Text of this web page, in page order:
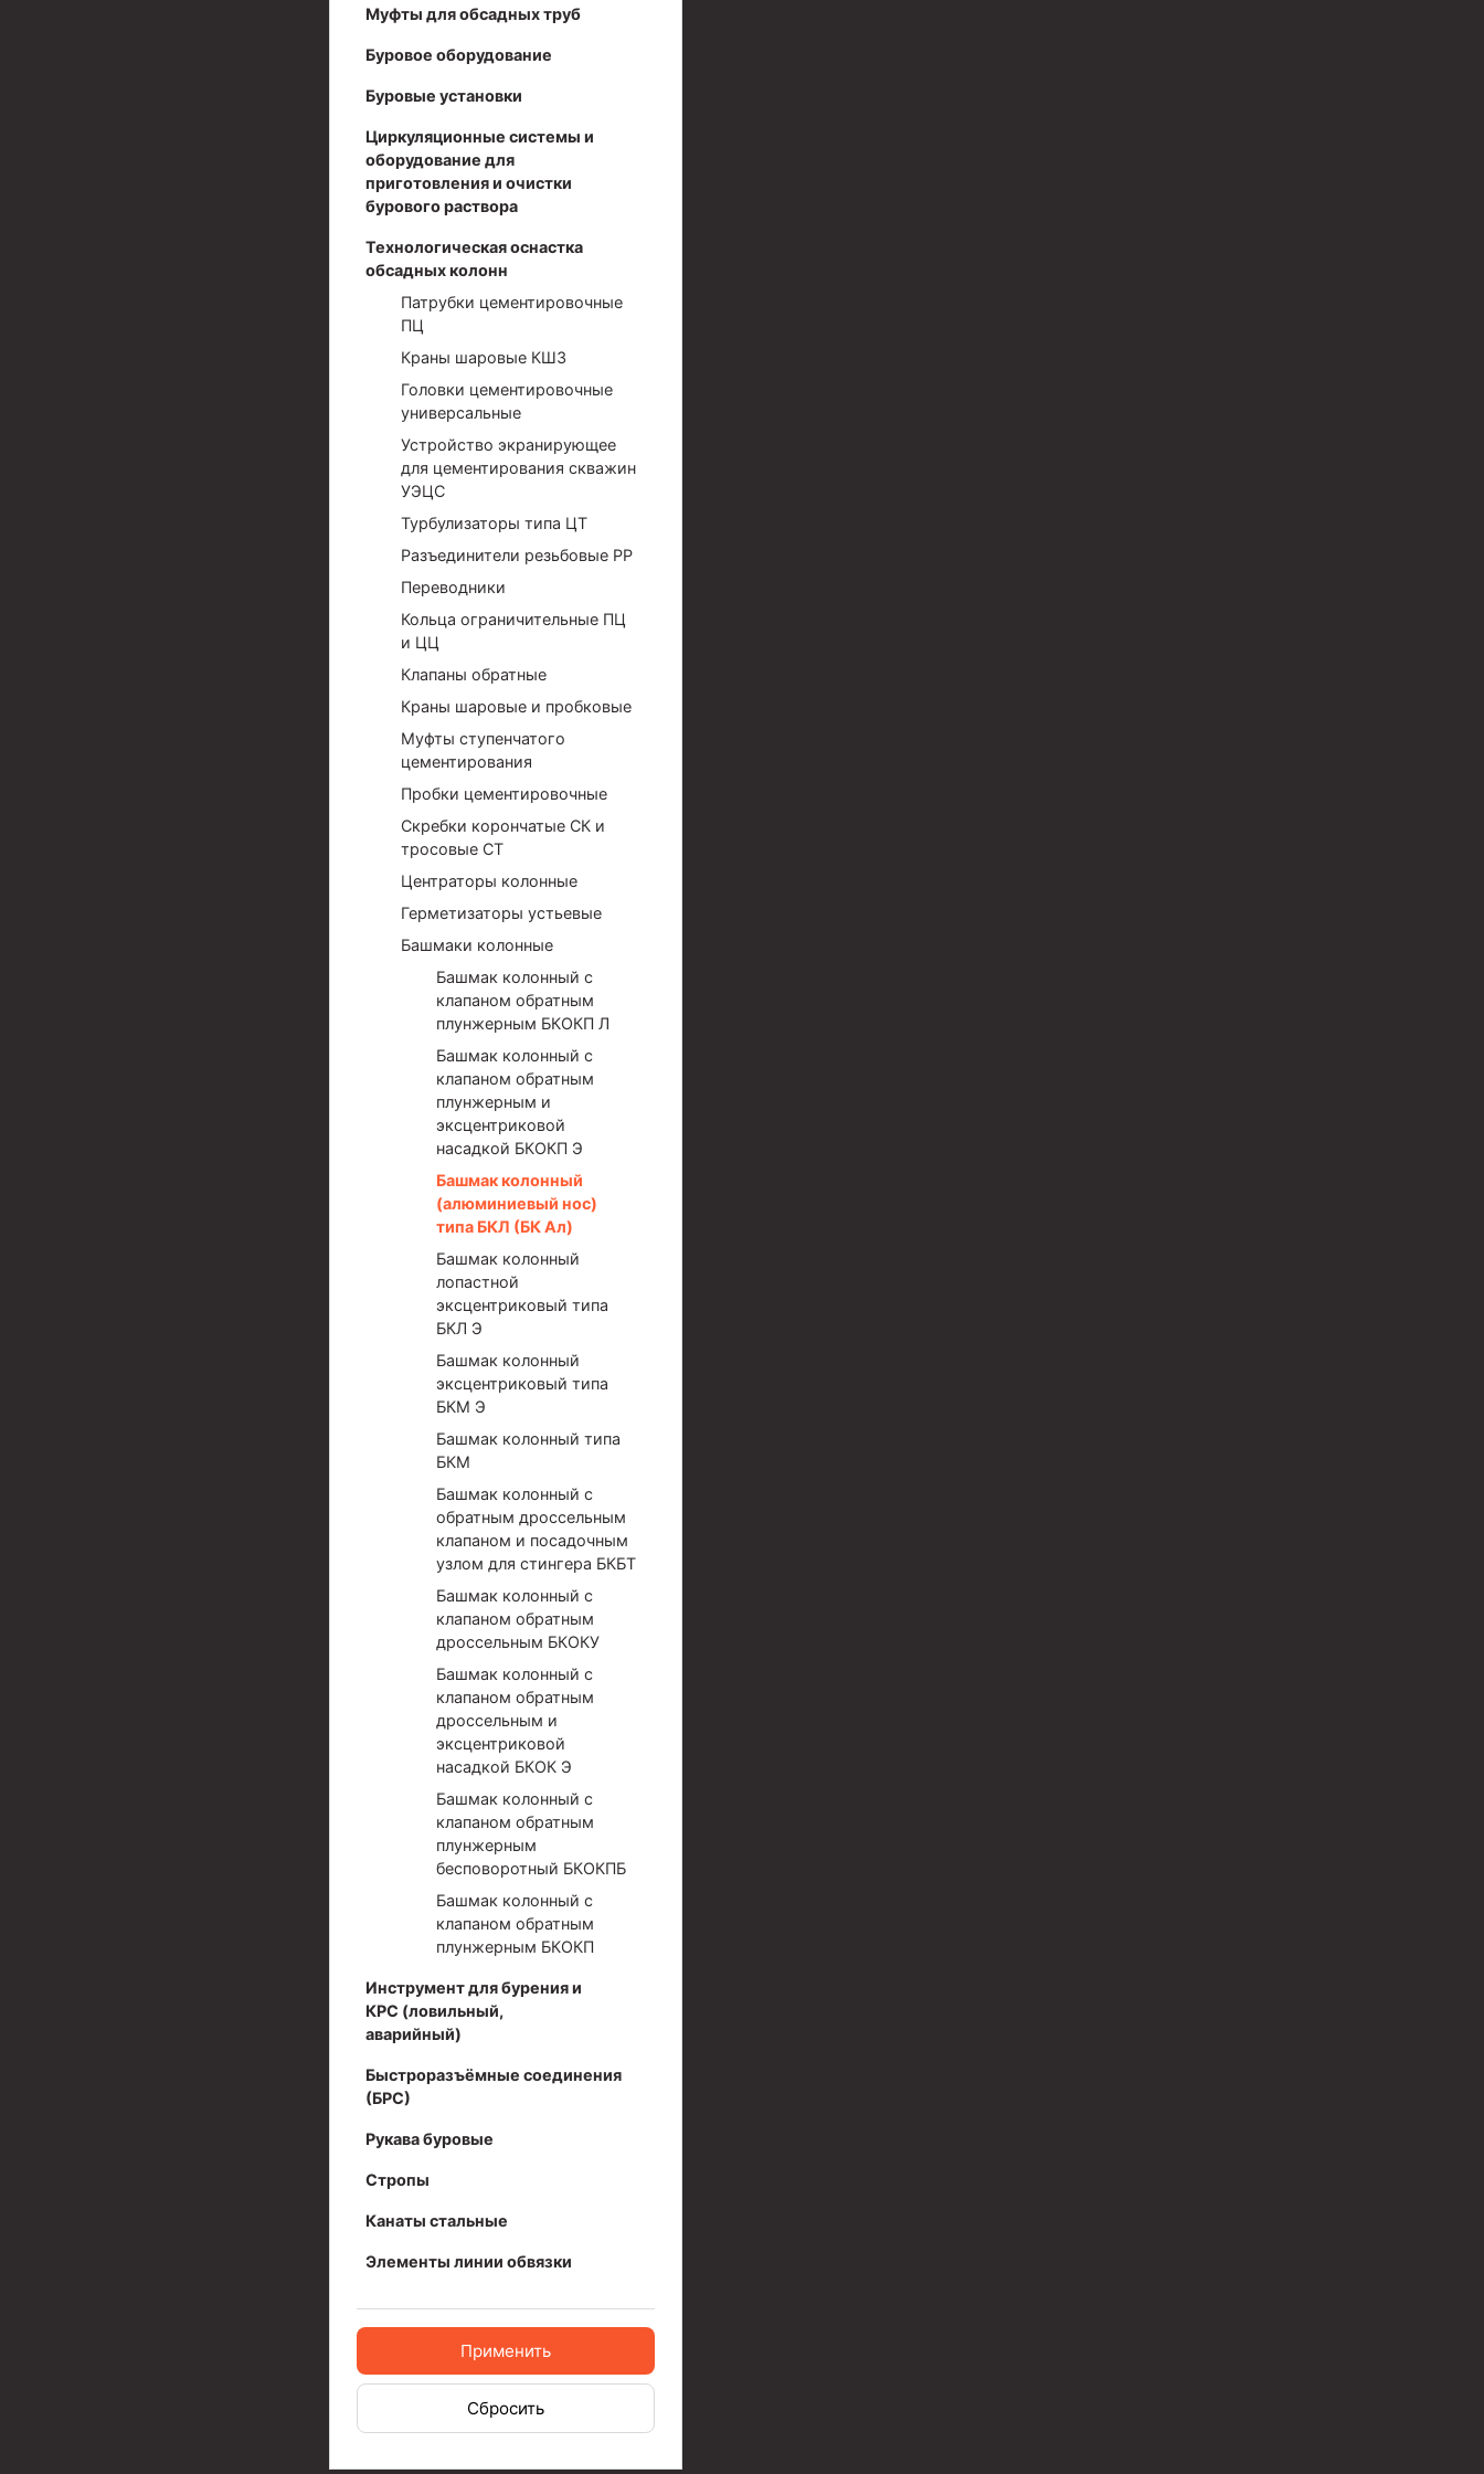
Оборудование для трубопроводов и манифольдов высокого давления
Циркуляционные системы и оборудование для приготовления и очистки бурового раствора
Технологическая оснастка обсадных колонн
Головки цементировочные универсальные
Устройство экранирующее для цементирования скважин УЭЦС
Инструмент для бурения и КРС (ловильный, аварийный)
Муфты для обсадных труб
Буровое оборудование
Буровые установки
Циркуляционные системы и
оборудование для
приготовления и очистки
бурового раствора
Технологическая оснастка
обсадных колонн
Патрубки цементировочные
ПЦ
Краны шаровые КШЗ
Головки цементировочные
универсальные
Устройство экранирующее
для цементирования скважин
УЭЦС
Турбулизаторы типа ЦТ
Разъединители резьбовые РР
Переводники
Кольца ограничительные ПЦ
и ЦЦ
Клапаны обратные
Краны шаровые и пробковые
Муфты ступенчатого
цементирования
Пробки цементировочные
Скребки корончатые СК и
тросовые СТ
Центраторы колонные
Герметизаторы устьевые
Башмаки колонные
Башмак колонный с
клапаном обратным
плунжерным БКОКП Л
Башмак колонный с
клапаном обратным
плунжерным и
эксцентриковой
насадкой БКОКП Э
Башмак колонный
(алюминиевый нос)
типа БКЛ (БК Ал)
Башмак колонный
лопастной
эксцентриковый типа
БКЛ Э
Башмак колонный
эксцентриковый типа
БКМ Э
Башмак колонный типа
БКМ
Башмак колонный с
обратным дроссельным
клапаном и посадочным
узлом для стингера БКБТ
Башмак колонный с
клапаном обратным
дроссельным БКОКУ
Башмак колонный с
клапаном обратным
дроссельным и
эксцентриковой
насадкой БКОК Э
Башмак колонный с
клапаном обратным
плунжерным
бесповоротный БКОКПБ
Башмак колонный с
клапаном обратным
плунжерным БКОКП
Инструмент для бурения и
КРС (ловильный,
аварийный)
Быстроразъёмные соединения
(БРС)
Рукава буровые
Стропы
Канаты стальные
Элементы линии обвязки
Применить
Сбросить